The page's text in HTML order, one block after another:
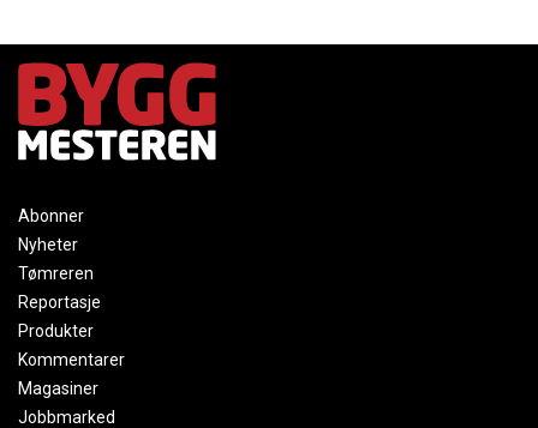
Abonner
Nyheter
Tømreren
Reportasje
Produkter
Kommentarer
Magasiner
Jobbmarked